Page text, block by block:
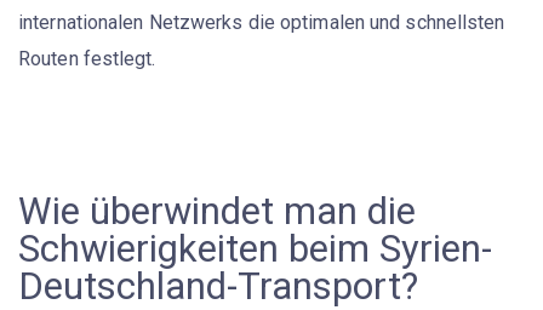
internationalen Netzwerks die optimalen und schnellsten
Routen festlegt.
Wie überwindet man die
Schwierigkeiten beim Syrien-
Deutschland-Transport?